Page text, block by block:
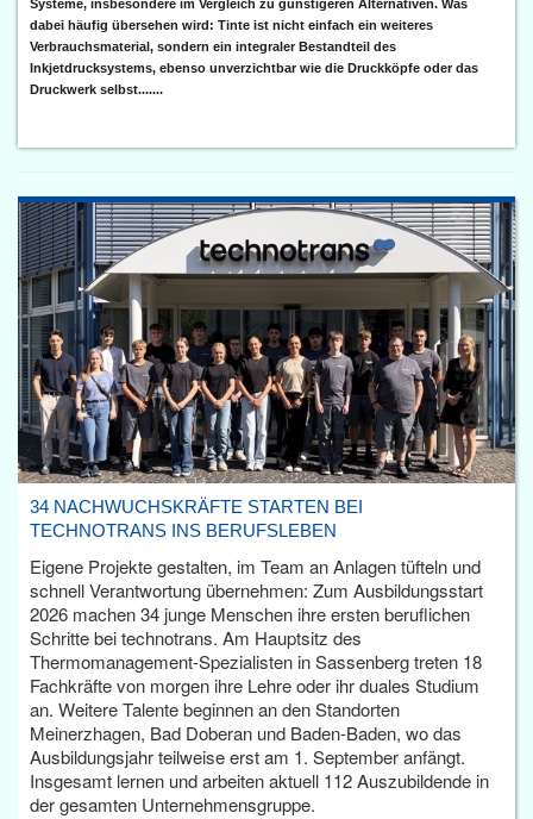
Systeme, insbesondere im Vergleich zu günstigeren Alternativen. Was
dabei häufig übersehen wird: Tinte ist nicht einfach ein weiteres
Verbrauchsmaterial, sondern ein integraler Bestandteil des
Inkjetdrucksystems, ebenso unverzichtbar wie die Druckköpfe oder das
Druckwerk selbst.......
34 NACHWUCHSKRÄFTE STARTEN BEI
TECHNOTRANS INS BERUFSLEBEN
Eigene Projekte gestalten, im Team an Anlagen tüfteln und
schnell Verantwortung übernehmen: Zum Ausbildungsstart
2026 machen 34 junge Menschen ihre ersten beruflichen
Schritte bei technotrans. Am Hauptsitz des
Thermomanagement-Spezialisten in Sassenberg treten 18
Fachkräfte von morgen ihre Lehre oder ihr duales Studium
an. Weitere Talente beginnen an den Standorten
Meinerzhagen, Bad Doberan und Baden-Baden, wo das
Ausbildungsjahr teilweise erst am 1. September anfängt.
Insgesamt lernen und arbeiten aktuell 112 Auszubildende in
der gesamten Unternehmensgruppe.